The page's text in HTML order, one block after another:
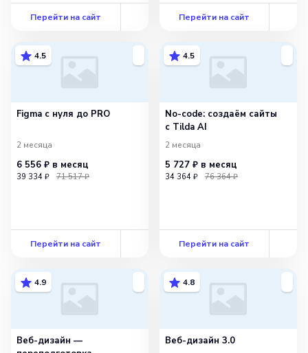
Перейти на сайт Перейти на сайт
4.5
Figma с нуля до PRO
2 месяца
6 556 ₽ в месяц
39 334 ₽ 71 517 ₽
Перейти на сайт
4.5
No-code: создаём сайты
с Tilda AI
2 месяца
5 727 ₽ в месяц
34 364 ₽ 76 364 ₽
Перейти на сайт
4.9
Веб-дизайн —
4.8
Веб-дизайн 3.0